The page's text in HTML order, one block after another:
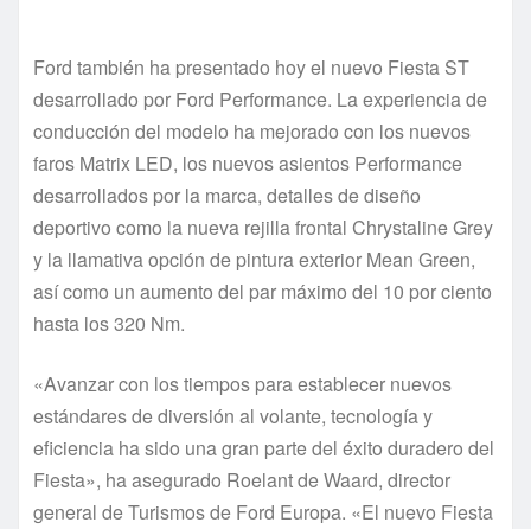
Ford también ha presentado hoy el nuevo Fiesta ST
desarrollado por Ford Performance. La experiencia de
conducción del modelo ha mejorado con los nuevos
faros Matrix LED, los nuevos asientos Performance
desarrollados por la marca, detalles de diseño
deportivo como la nueva rejilla frontal Chrystaline Grey
y la llamativa opción de pintura exterior Mean Green,
así como un aumento del par máximo del 10 por ciento
hasta los 320 Nm.
«Avanzar con los tiempos para establecer nuevos
estándares de diversión al volante, tecnología y
eficiencia ha sido una gran parte del éxito duradero del
Fiesta», ha asegurado Roelant de Waard, director
general de Turismos de Ford Europa. «El nuevo Fiesta